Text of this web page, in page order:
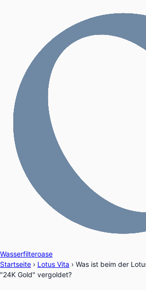
Wasserfilteroase
Startseite › Lotus Vita › Was ist beim der
"24K Gold" vergoldet?